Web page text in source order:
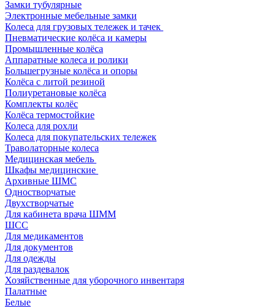
Замки тубулярные
Электронные мебельные замки
Колеса для грузовых тележек и тачек
Пневматические колёса и камеры
Промышленные колёса
Аппаратные колеса и ролики
Большегрузные колёса и опоры
Колёса с литой резиной
Полиуретановые колёса
Комплекты колёс
Колёса термостойкие
Колеса для рохли
Колеса для покупательских тележек
Траволаторные колеса
Медицинская мебель
Шкафы медицинские
Архивные ШМС
Одностворчатые
Двухстворчатые
Для кабинета врача ШММ
ШСС
Для медикаментов
Для документов
Для одежды
Для раздевалок
Хозяйственные для уборочного инвентаря
Палатные
Белые